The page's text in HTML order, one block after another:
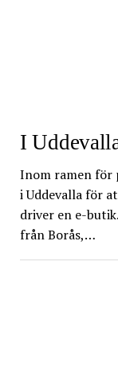
I
Inom ramen för
i Uddevalla för
driver en e-
från Borås,…